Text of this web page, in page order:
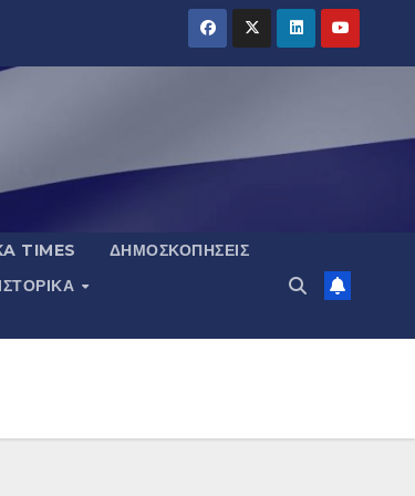
TIMES
ΔΗΜΟΣΚΟΠΉΣΕΙΣ
ΙΣΤΟΡΙΚΆ